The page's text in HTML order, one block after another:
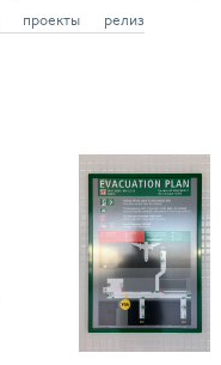
проекты релиз